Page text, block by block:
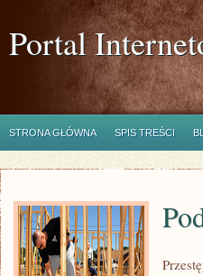
Portal
STRONA GŁÓWNA SPIS TREŚCI